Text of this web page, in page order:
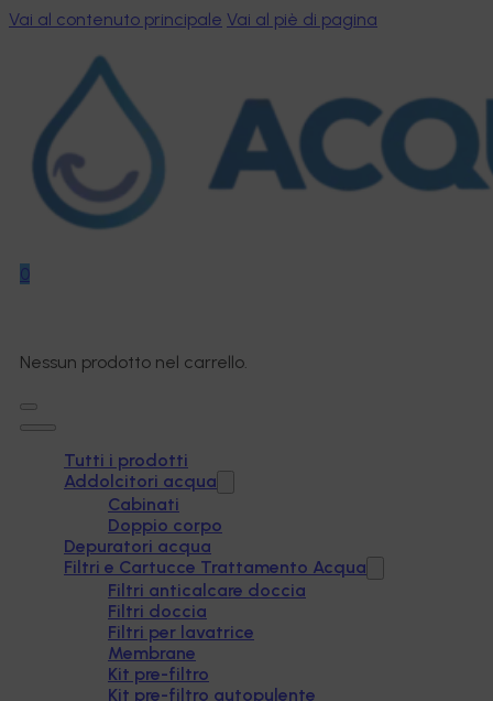
Vai al contenuto principale Vai al piè di pagina
0
Nessun prodotto nel carrello.
Tutti i prodotti
Addolcitori acqua
Cabinati
Doppio corpo
Depuratori acqua
Filtri e Cartucce Trattamento Acqua
Filtri anticalcare doccia
Filtri doccia
Filtri per lavatrice
Membrane
Kit pre-filtro
Kit pre-filtro autopulente